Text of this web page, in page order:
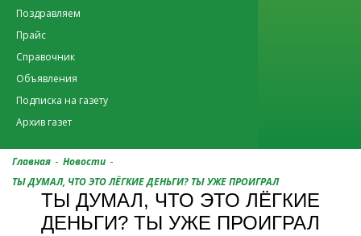
Поздравляем
Прайс
Справочник
Объявления
Подписка на газету
Архив газет
Главная - Новости -
ТЫ ДУМАЛ, ЧТО ЭТО ЛЁГКИЕ ДЕНЬГИ? ТЫ УЖЕ ПРОИГРАЛ
ТЫ ДУМАЛ, ЧТО ЭТО ЛЁГКИЕ
ДЕНЬГИ? ТЫ УЖЕ ПРОИГРАЛ